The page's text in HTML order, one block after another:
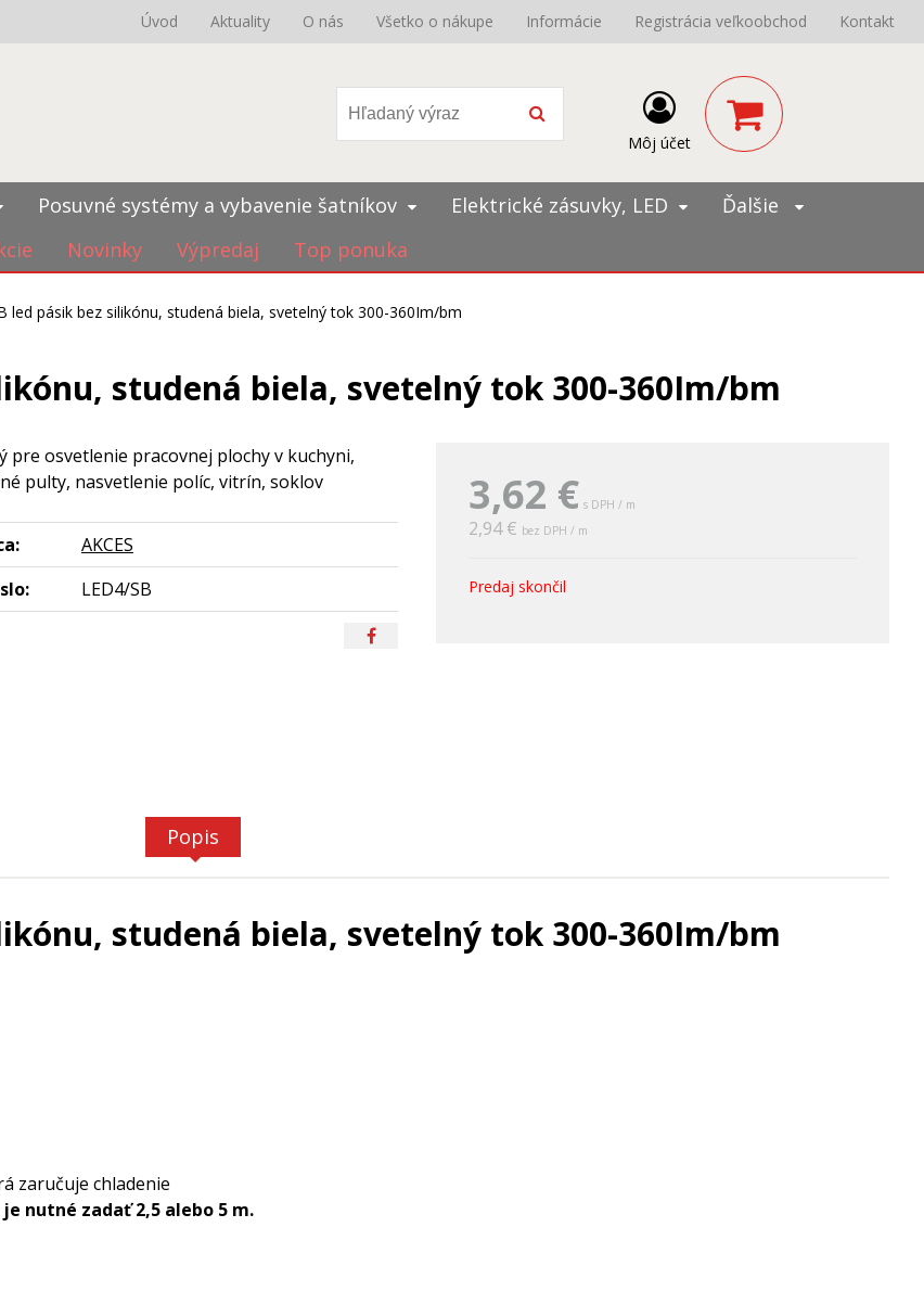
Úvod Aktuality O nás Všetko o nákupe Informácie Registrácia veľkoobchod Kontakt
Môj účet
Posuvné systémy a vybavenie šatníkov Elektrické zásuvky, LED
Ďalšie
Novinky Výpredaj Top ponuka
led pásik bez silikónu, studená biela, svetelný tok 300-360Im/bm
studená biela, svetelný tok 300-360Im/bm
3,62 € s DPH / m
2,94 € bez DPH / m
Predaj skončil
pre osvetlenie pracovnej plochy v kuchyni,
pulty, nasvetlenie políc, vitrín, soklov
AKCES
LED4/SB
Popis
studená biela, svetelný tok 300-360Im/bm
zaručuje chladenie
nutné zadať 2,5 alebo 5 m.